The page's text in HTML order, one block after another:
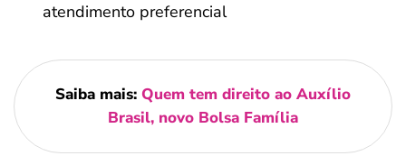
atendimento preferencial
Saiba mais: Quem tem direito ao Auxílio
Brasil, novo Bolsa Família